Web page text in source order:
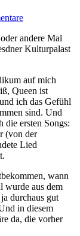
andere Mal
Kulturpalast
auf mich
Queen ist
ich das Gefühl
sind. Und
die ersten Songs:
(von der
Lied
wann
wurde aus dem
durchaus gut
in diesem
da, die vorher